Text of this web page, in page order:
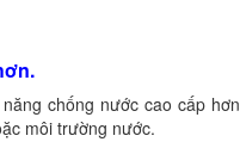
chống nước cao cấp hơn
môi trường nước.